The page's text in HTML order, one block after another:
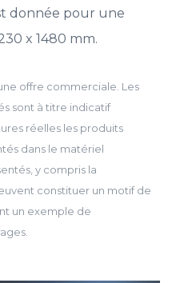
donnée pour une
x 1480 mm.
offre commerciale. Les
sont à titre indicatif
réelles les produits
dans le matériel
y compris la
constituer un motif de
un exemple de